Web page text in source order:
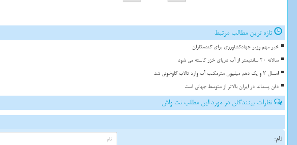
تازه ترین مطالب مرتبط
خبر مهم وزیر جهادکشاورزی برای گندمکاران
سالانه 20 سانتیمتر از آب دریای خزر کاسته می شود
امسال ۲ و یک دهم میلیون مترمکعب آب وارد تالاب گاوخونی شد
دفن پسماند در ایران بالاتر از متوسط جهانی است
نظرات بینندگان در مورد این مطلب نت واش
نام: